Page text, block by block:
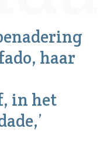
haar
in het